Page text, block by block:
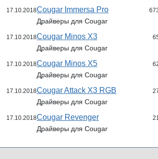
17.10.2018
17.10.2018
17.10.2018
17.10.2018
17.10.2018
Cougar Immersa Pro
Драйверы для Cougar
Cougar Minos X3
Драйверы для Cougar
Cougar Minos X5
Драйверы для Cougar
Cougar Attack X3 RGB
Драйверы для Cougar
Cougar Revenger
Драйверы для Cougar